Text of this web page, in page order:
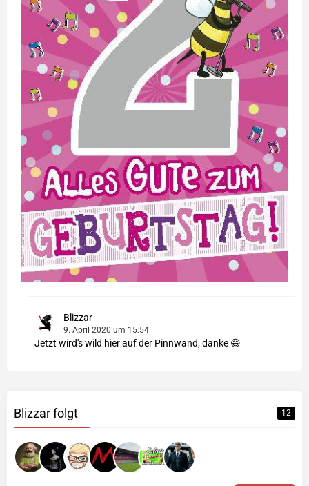
Blizzar
9. April 2020 um 15:54
Jetzt wird's wild hier auf der Pinnwand, danke 😄
Blizzar folgt 12